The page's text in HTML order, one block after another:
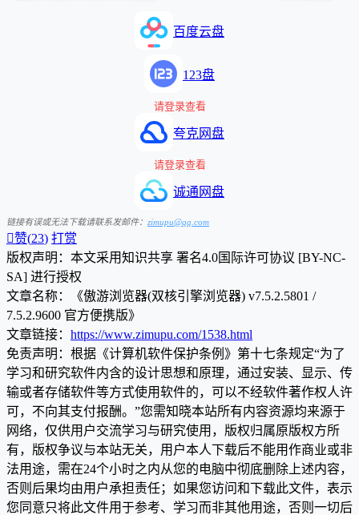
百度云盘
123盘
请登录查看
夸克网盘
请登录查看
诚通网盘
链接有误或无法下载请联系发邮件： zimupu@qq.com
赞(23) 打赏
版权声明：本文采用知识共享 署名4.0国际许可协议 [BY-NC-
SA] 进行授权
文章名称：《傲游浏览器(双核引擎浏览器) v7.5.2.5801 /
7.5.2.9600 官方便携版》
文章链接： https://www.zimupu.com/1538.html
免责声明：根据《计算机软件保护条例》第十七条规定“为了
学习和研究软件内含的设计思想和原理，通过安装、显示、传
输或者存储软件等方式使用软件的，可以不经软件著作权人许
可，不向其支付报酬。”您需知晓本站所有内容资源均来源于
网络，仅供用户交流学习与研究使用，版权归属原版权方所
有，版权争议与本站无关，用户本人下载后不能用作商业或非
法用途，需在24个小时之内从您的电脑中彻底删除上述内容，
否则后果均由用户承担责任；如果您访问和下载此文件，表示
您同意只将此文件用于参考、学习而非其他用途，否则一切后